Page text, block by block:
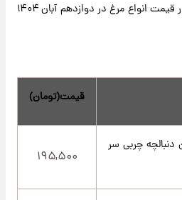
به گزارش پارسینه به نقل ازبازار قیمت انواع مرغ در دوازدهم آبان ۱۴۰۴
قیمت(تومان)
چربی سر
۱۹۵,۵۰۰